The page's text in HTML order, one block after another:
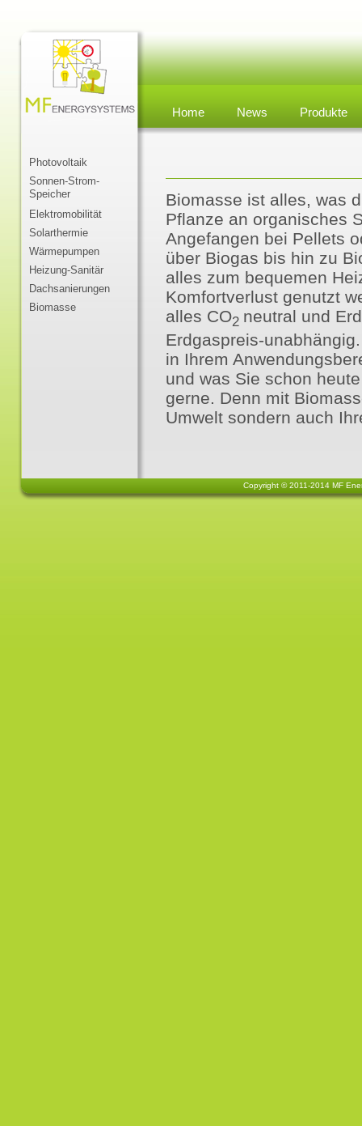
Home News Produkte
Photovoltaik
Sonnen-Strom-
Speicher
Elektromobilität
Solarthermie
Wärmepumpen
Heizung-Sanitär
Dachsanierungen
Biomasse
Biomasse ist alles, was
Pflanze an organisches
Angefangen bei Pellets
über Biogas bis hin zu
alles zum bequemen
Komfortverlust genutzt
alles CO2 neutral und
Erdgaspreis-
in Ihrem
und was Sie schon
gerne. Denn mit
Umwelt sondern auch
Copyright © 2011-2014 MF